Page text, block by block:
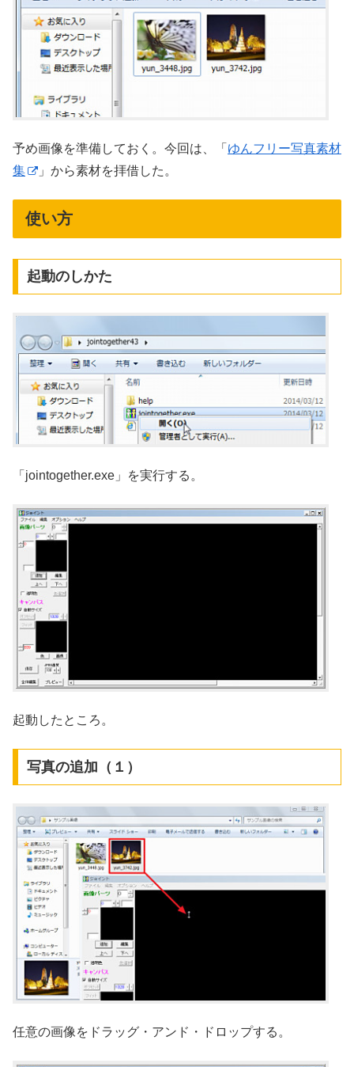
予め画像を準備しておく。今回は、「 ゆんフリー写真素材
集
」から素材を拝借した。
使い方
起動のしかた
「jointogether.exe」を実行する。
起動したところ。
写真の追加（１）
任意の画像をドラッグ・アンド・ドロップする。